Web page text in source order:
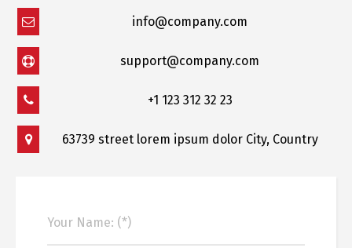
info@company.com
support@company.com
+1 123 312 32 23
63739 street lorem ipsum dolor City, Country